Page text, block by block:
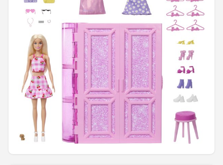
Meubeltjes
Shop
POPULAIRE MERKEN
Barbie
Paola Reina
Mattel
Götz